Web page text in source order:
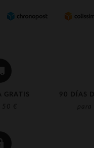
GRATIS
50 €
90 DÍAS
para